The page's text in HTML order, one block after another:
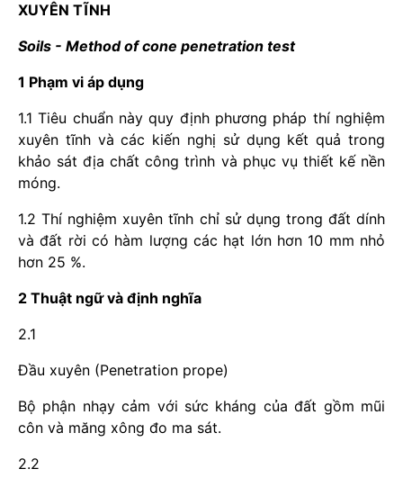
XUYÊN TĨNH
Soils - Method of cone penetration test
1 Phạm vi áp dụng
1.1 Tiêu chuẩn này quy định phương pháp thí nghiệm
xuyên tĩnh và các kiến nghị sử dụng kết quả trong
khảo sát địa chất công trình và phục vụ thiết kế nền
móng.
1.2 Thí nghiệm xuyên tĩnh chỉ sử dụng trong đất dính
và đất rời có hàm lượng các hạt lớn hơn 10 mm nhỏ
hơn 25 %.
2 Thuật ngữ và định nghĩa
2.1
Đầu xuyên (Penetration prope)
Bộ phận nhạy cảm với sức kháng của đất gồm mũi
côn và măng xông đo ma sát.
2.2